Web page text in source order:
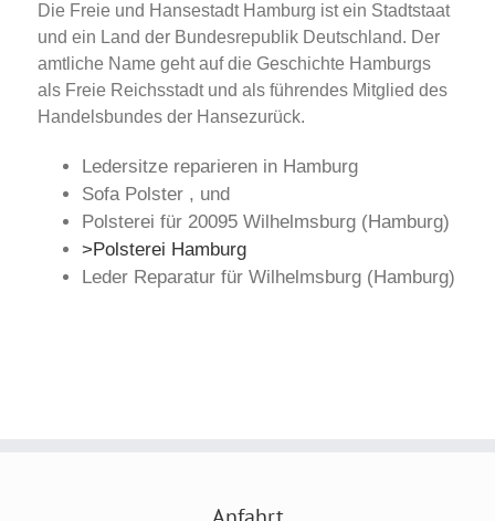
Die Freie und Hansestadt Hamburg ist ein Stadtstaat
und ein Land der Bundesrepublik Deutschland. Der
amtliche Name geht auf die Geschichte Hamburgs
als Freie Reichsstadt und als führendes Mitglied des
Handelsbundes der Hansezurück.
Ledersitze reparieren in Hamburg
Sofa Polster , und
Polsterei für 20095 Wilhelmsburg (Hamburg)
>Polsterei Hamburg
Leder Reparatur für Wilhelmsburg (Hamburg)